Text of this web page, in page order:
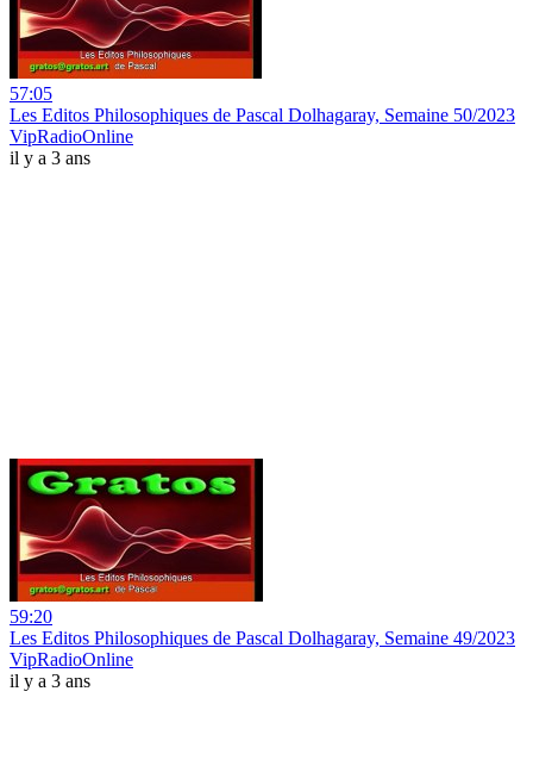
57:05
Les Editos Philosophiques de Pascal Dolhagaray, Semaine 50/2023
VipRadioOnline
il y a 3 ans
59:20
Les Editos Philosophiques de Pascal Dolhagaray, Semaine 49/2023
VipRadioOnline
il y a 3 ans